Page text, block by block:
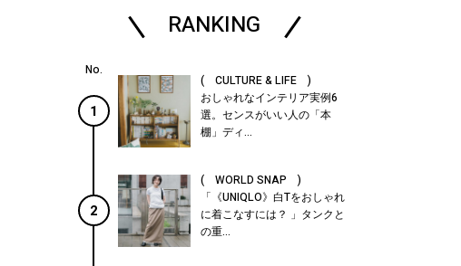
RANKING
1
( CULTURE & LIFE )
おしゃれなインテリア実例6
選。センスがいい人の「本
棚」ディ...
2
( WORLD SNAP )
「《UNIQLO》白Tをおしゃれ
に着こなすには？ 」タンクと
の重...